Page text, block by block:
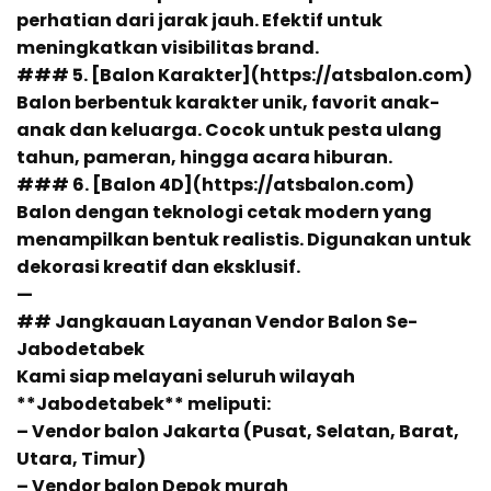
perhatian dari jarak jauh. Efektif untuk
meningkatkan visibilitas brand.
### 5. [Balon Karakter](https://atsbalon.com)
Balon berbentuk karakter unik, favorit anak-
anak dan keluarga. Cocok untuk pesta ulang
tahun, pameran, hingga acara hiburan.
### 6. [Balon 4D](https://atsbalon.com)
Balon dengan teknologi cetak modern yang
menampilkan bentuk realistis. Digunakan untuk
dekorasi kreatif dan eksklusif.
—
## Jangkauan Layanan Vendor Balon Se-
Jabodetabek
Kami siap melayani seluruh wilayah
**Jabodetabek** meliputi:
– Vendor balon Jakarta (Pusat, Selatan, Barat,
Utara, Timur)
– Vendor balon Depok murah